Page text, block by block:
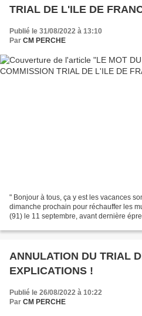
TRIAL DE L'ILE DE
Publié le 31/08/2022 à 13:10
Par CM PERCHE
" Bonjour à tous, ça y est les vacances
dimanche prochain pour réchauffer les
(91) le 11 septembre, avant dernière
ANNULATION DU TRIAL
EXPLICATIONS !
Publié le 26/08/2022 à 10:22
Par CM PERCHE